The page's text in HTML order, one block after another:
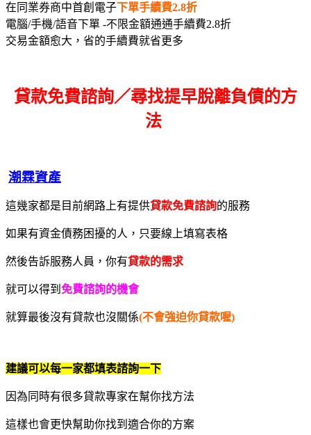
在同業券商中首創電子下單手續費2.8折
電腦/手機/語音下單 -不限金額通通手續費2.8折
交易金額愈大，省的手續費就省更多
貸款免費諮詢／尋找提早脫離負債的方
法
潮霖資產
這幾家都是目前網路上有提供貸款免費諮詢的服務
如果有資金債務困擾的人，只要線上填寫表格
然後告訴服務人員，你有貸款的需求
就可以得到 免費諮詢的機會
就算最後沒有貸款也沒關係(不會強迫你貸款喔)
建議可以每一家都填表諮詢一下
因為同時有很多貸款專家在幫你找方法
這樣也會更快幫助你找到適合你的方案